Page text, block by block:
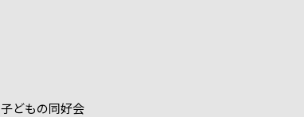
子どもの同好会